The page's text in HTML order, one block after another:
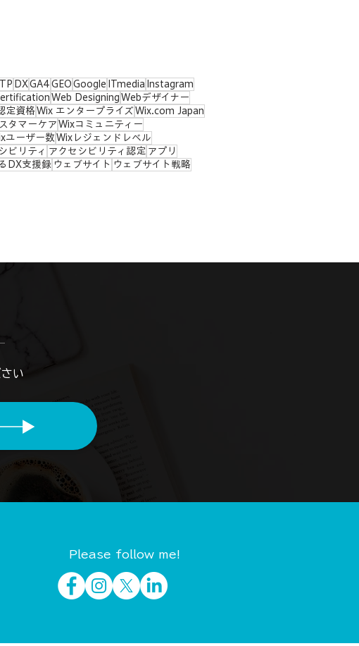
DXGA4 GEO Google ITmedia Instagram
Web Designing Webデザイナー
定資格Wix エンタープライズ Wix.com Japan
タマーケア Wixコミュニティー
ユーザー数 Wixレジェンドレベル
ビリティ アクセシビリティ認定 アプリ
DX支援録 ウェブサイト ウェブサイト戦略
い
Please follow me!